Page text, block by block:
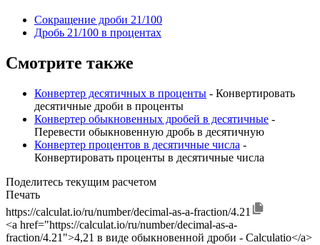
Сокращение дроби 21/100
Дробь 21/100 в процентах
Смотрите также
Конвертер десятичных в проценты - Конвертировать
десятичные дроби в проценты
Конвертер обыкновенных дробей в десятичные -
Перевести обыкновенную дробь в десятичную
Конвертер процентов в десятичные числа -
Конвертировать проценты в десятичные числа
Поделитесь текущим расчетом
Печать
https://calculat.io/ru/number/decimal-as-a-fraction/4.21
<a href="https://calculat.io/ru/number/decimal-as-a-
fraction/4.21">4,21 в виде обыкновенной дроби - Calculatio</a>